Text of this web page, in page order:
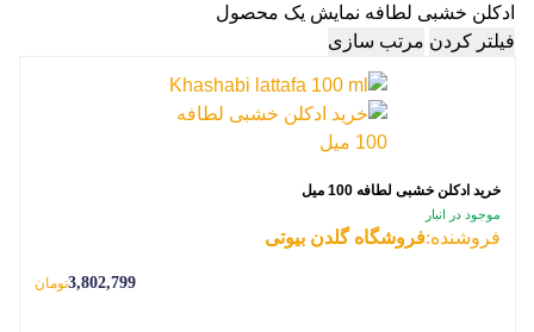
ادکلن خشبی لطافه نمایش یک محصول
فیلتر کردن مرتب سازی
خرید ادکلن خشبی لطافه 100 میل
موجود در انبار
فروشنده:فروشگاه گلدن بیوتی
3,802,799تومان